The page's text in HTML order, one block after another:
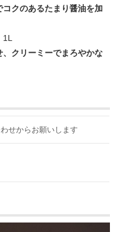
コクのあるたまり醤油を加
クリーミーでまろやかな
せからお願いします